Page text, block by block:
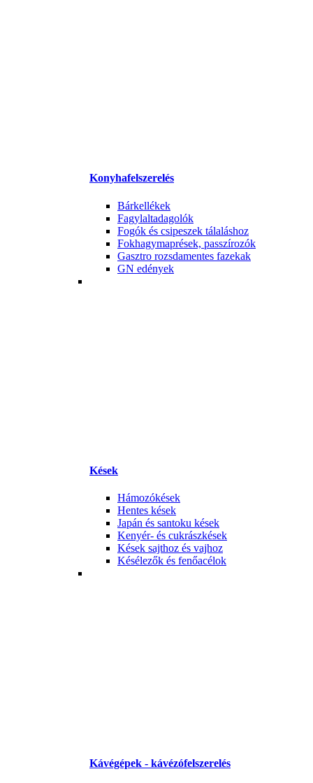
Konyhafelszerelés
Bárkellékek
Fagylaltadagolók
Fogók és csipeszek tálaláshoz
Fokhagymaprések, passzírozók
Gasztro rozsdamentes fazekak
GN edények
Kések
Hámozókések
Hentes kések
Japán és santoku kések
Kenyér- és cukrászkések
Kések sajthoz és vajhoz
Késélezők és fenőacélok
Kávégépek - kávézófelszerelés